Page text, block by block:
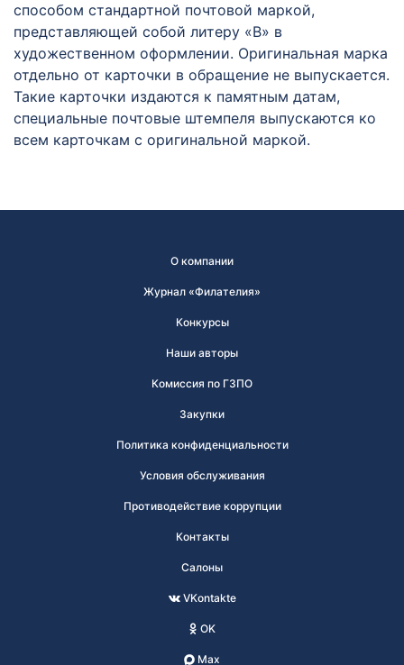
способом стандартной почтовой маркой,
представляющей собой литеру «В» в
художественном оформлении. Оригинальная марка
отдельно от карточки в обращение не выпускается.
Такие карточки издаются к памятным датам,
специальные почтовые штемпеля выпускаются ко
всем карточкам с оригинальной маркой.
О компании
Журнал «Филателия»
Конкурсы
Наши авторы
Комиссия по ГЗПО
Закупки
Политика конфиденциальности
Условия обслуживания
Противодействие коррупции
Контакты
Салоны
VKontakte
OK
Max